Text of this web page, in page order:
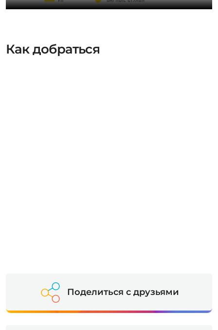
Как добраться
Поделиться с друзьями